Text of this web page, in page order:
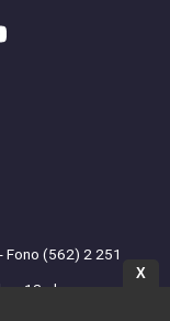
Fono (562) 2 251
13.cl
X